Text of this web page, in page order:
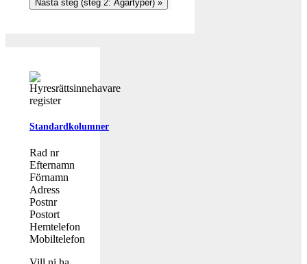
Standardkolumner
Rad nr
Efternamn
Förnamn
Adress
Postnr
Postort
Hemtelefon
Mobiltelefon